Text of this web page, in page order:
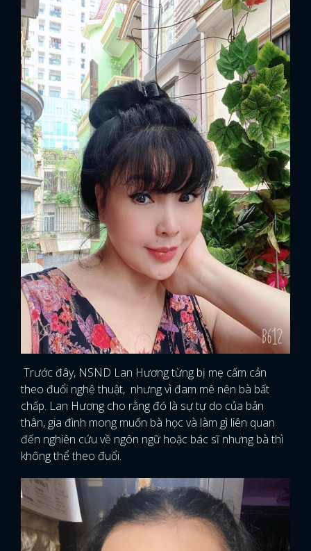
Trước đây, NSND Lan Hương từng bị mẹ cấm cản
theo đuổi nghệ thuật, nhưng vì đam mê nên bà bất
chấp. Lan Hương cho rằng đó là sự tự do của bản
thân, gia đình mong muốn bà học và làm gì liên quan
đến nghiên cứu về ngôn ngữ hoặc bác sĩ nhưng bà thì
không thể theo đuổi.